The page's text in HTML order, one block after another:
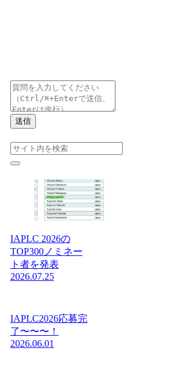
送信
IAPLC 2026の
TOP300ノミネー
ト者を発表
2026.07.25
IAPLC2026応募完
了〜〜〜！
2026.06.01